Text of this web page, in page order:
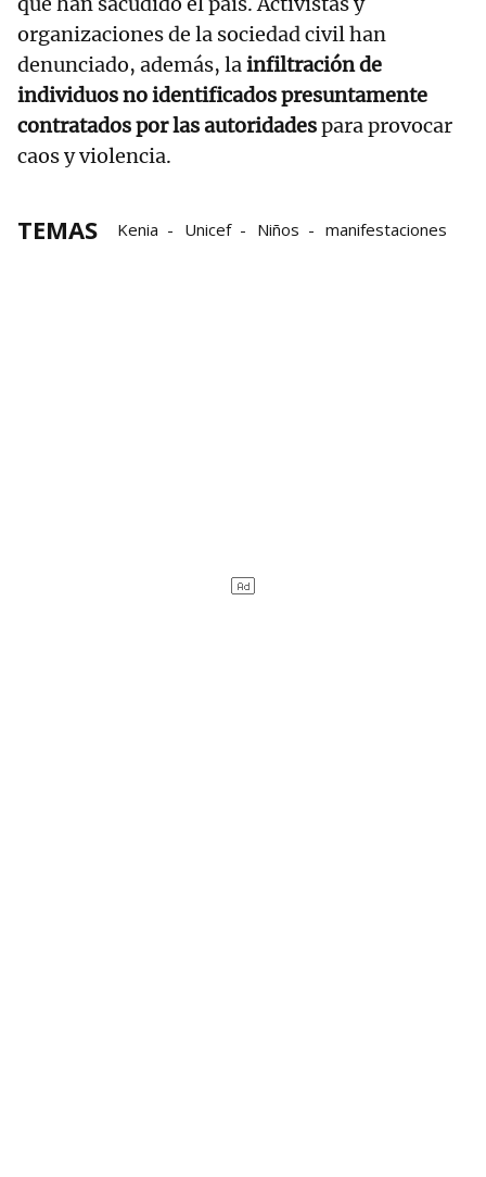
organizaciones de la sociedad civil han
denunciado, además, lainfiltración de
individuos no identificados presuntamente
contratados por las autoridadespara provocar
caos y violencia.
TEMAS Kenia Unicef Niños manifestaciones